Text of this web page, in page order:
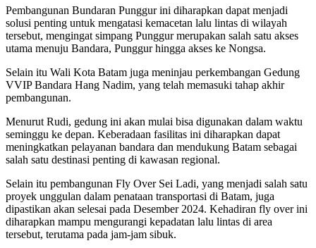
Pembangunan Bundaran Punggur ini diharapkan dapat menjadi
solusi penting untuk mengatasi kemacetan lalu lintas di wilayah
tersebut, mengingat simpang Punggur merupakan salah satu akses
utama menuju Bandara, Punggur hingga akses ke Nongsa.
Selain itu Wali Kota Batam juga meninjau perkembangan Gedung
VVIP Bandara Hang Nadim, yang telah memasuki tahap akhir
pembangunan.
Menurut Rudi, gedung ini akan mulai bisa digunakan dalam waktu
seminggu ke depan. Keberadaan fasilitas ini diharapkan dapat
meningkatkan pelayanan bandara dan mendukung Batam sebagai
salah satu destinasi penting di kawasan regional.
Selain itu pembangunan Fly Over Sei Ladi, yang menjadi salah satu
proyek unggulan dalam penataan transportasi di Batam, juga
dipastikan akan selesai pada Desember 2024. Kehadiran fly over ini
diharapkan mampu mengurangi kepadatan lalu lintas di area
tersebut, terutama pada jam-jam sibuk.